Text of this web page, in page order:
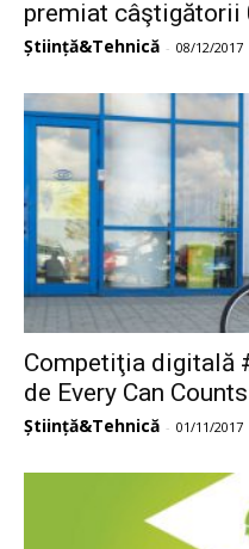
premiat câştigătorii
Știință&Tehnică - 08/12/2017
Competiţia digitală
de Every Can
Știință&Tehnică - 01/11/2017